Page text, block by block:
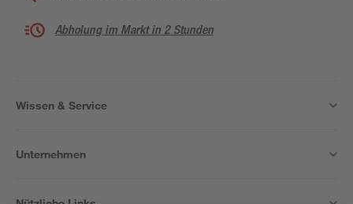
Abholung im Markt in 2 Stunden
Wissen & Service
Unternehmen